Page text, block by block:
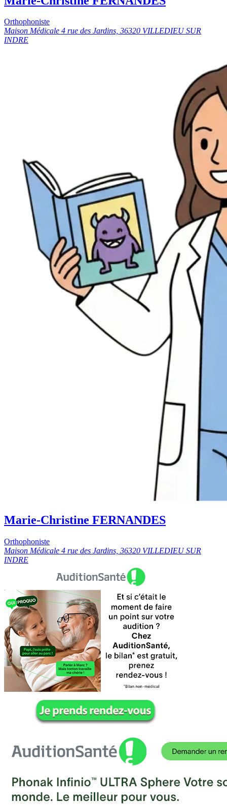
Orthophoniste
Maison Médicale 4 rue des Jardins, 36320 VILLEDIEU SUR
INDRE
Marie-Christine FERNANDES
Orthophoniste
Maison Médicale 4 rue des Jardins, 36320 VILLEDIEU SUR
INDRE